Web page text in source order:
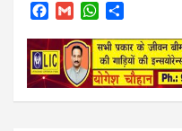
c
e
b
o
a
i
l
W
a
t
s
A
a
r
e